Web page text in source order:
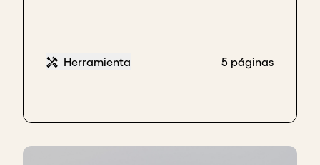
Herramienta 5 páginas